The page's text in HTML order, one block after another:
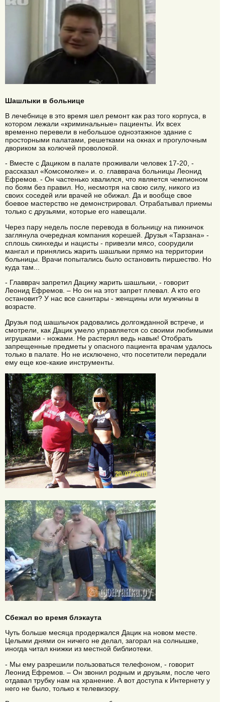
Шашлыки в больнице
В лечебнице в это время шел ремонт как раз того корпуса, в
котором лежали «криминальные» пациенты. Их всех
временно перевели в небольшое одноэтажное здание с
просторными палатами, решетками на окнах и прогулочным
двориком за колючей проволокой.
- Вместе с Дациком в палате проживали человек 17-20, -
рассказал «Комсомолке» и. о. главврача больницы Леонид
Ефремов. - Он частенько хвалился, что является чемпионом
по боям без правил. Но, несмотря на свою силу, никого из
своих соседей или врачей не обижал. Да и вообще свое
боевое мастерство не демонстрировал. Отрабатывал приемы
только с друзьями, которые его навещали.
Через пару недель после перевода в больницу на пикничок
заглянула очередная компания корешей. Друзья «Тарзана» -
сплошь скинхеды и нацисты - привезли мясо, соорудили
мангал и принялись жарить шашлыки прямо на территории
больницы. Врачи попытались было остановить пиршество. Но
куда там...
- Главврач запретил Дацику жарить шашлыки, - говорит
Леонид Ефремов. – Но он на этот запрет плевал. А кто его
остановит? У нас все санитары - женщины или мужчины в
возрасте.
Друзья под шашлычок радовались долгожданной встрече, и
смотрели, как Дацик умело управляется со своими любимыми
игрушками - ножами. Не растерял ведь навык! Отобрать
запрещенные предметы у опасного пациента врачам удалось
только в палате. Но не исключено, что посетители передали
ему еще кое-какие инструменты.
Сбежал во время блэкаута
Чуть больше месяца продержался Дацик на новом месте.
Целыми днями он ничего не делал, загорал на солнышке,
иногда читал книжки из местной библиотеки.
- Мы ему разрешили пользоваться телефоном, - говорит
Леонид Ефремов. – Он звонил родным и друзьям, после чего
отдавал трубку нам на хранение. А вот доступа к Интернету у
него не было, только к телевизору.